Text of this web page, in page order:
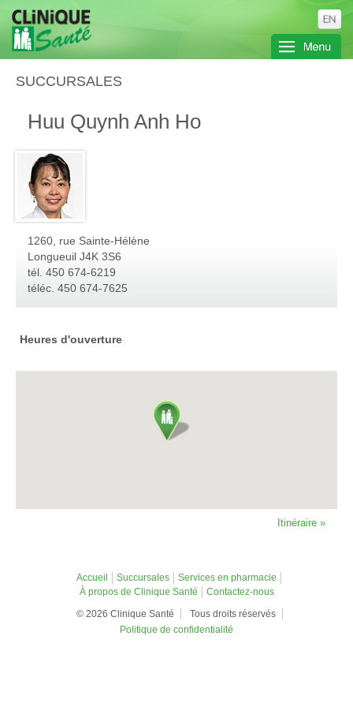
SUCCURSALES
Huu Quynh Anh Ho
1260, rue Sainte-Hélène
Longueuil J4K 3S6
tél. 450 674-6219
téléc. 450 674-7625
Heures d'ouverture
Itinéraire »
Accueil Succursales
Services en pharmacie
À propos de Clinique Santé
Contactez-nous
© 2026 Clinique Santé
Tous droits réservés
Politique de confidentialité